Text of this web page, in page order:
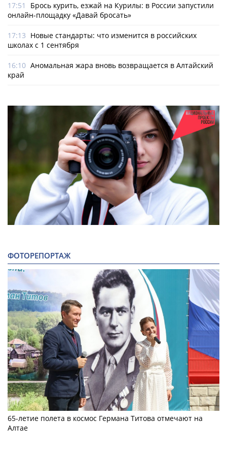
17:51
Брось курить, езжай на Курилы: в России запустили
онлайн-­площадку «Давай бросать»
17:13 Новые стандарты: что изменится в российских
школах с 1 сентября
16:10 Аномальная жара вновь возвращается в Алтайский
край
ФОТОРЕПОРТАЖ
65-летие полета в космос Германа Титова отмечают на
Алтае